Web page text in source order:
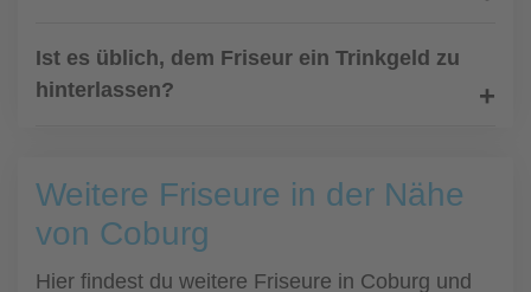
Ist es üblich, dem Friseur ein Trinkgeld zu
hinterlassen?
Weitere Friseure in der Nähe
von Coburg
Hier findest du weitere Friseure in Coburg und